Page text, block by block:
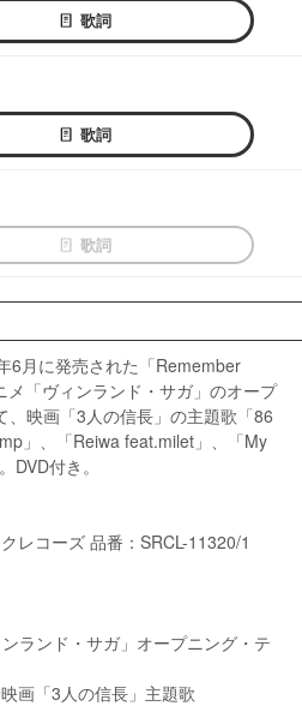
歌詞
歌詞
歌詞
6月に発売された「Remember
「ヴィンランド・サガ」のオープ
、映画「3人の信長」の主題歌「86
」、「Reiwa feat.milet」、「My
付き。
レコーズ 品番：SRCL-11320/1
ランド・サガ」オープニング・テ
画「3人の信長」主題歌